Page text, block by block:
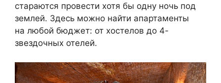
стараются провести хотя бы одну ночь под
землей. Здесь можно найти апартаменты
на любой бюджет: от хостелов до 4-
звездочных отелей.